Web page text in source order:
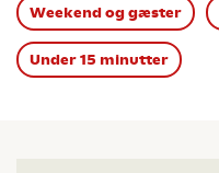
Weekend og gæster
Under 15 minutter